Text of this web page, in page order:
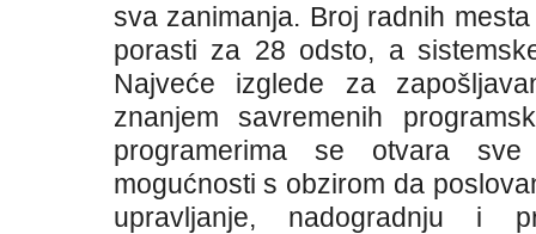
sva zanimanja. Broj radnih
porasti za 28 odsto, a
Najveće izglede za
znanjem savremenih
programerima se otvara
mogućnosti s obzirom da
upravljanje, nadogradnju i